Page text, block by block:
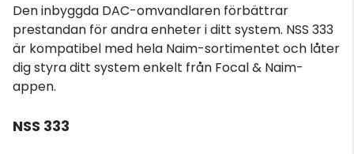
Den inbyggda DAC-omvandlaren förbättrar
prestandan för andra enheter i ditt system. NSS 333
är kompatibel med hela Naim-sortimentet och låter
dig styra ditt system enkelt från Focal & Naim-
appen.
NSS 333